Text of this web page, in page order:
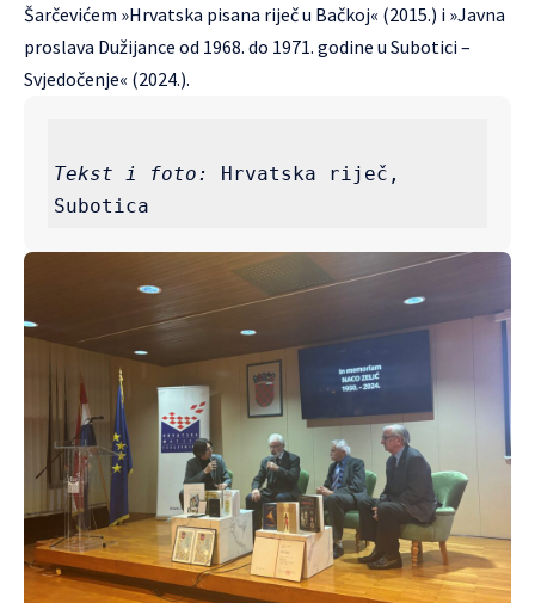
Šarčevićem »Hrvatska pisana riječ u Bačkoj« (2015.) i »Javna
proslava Dužijance od 1968. do 1971. godine u Subotici –
Svjedočenje« (2024.).
Tekst i foto:
Hrvatska riječ,
Subotica